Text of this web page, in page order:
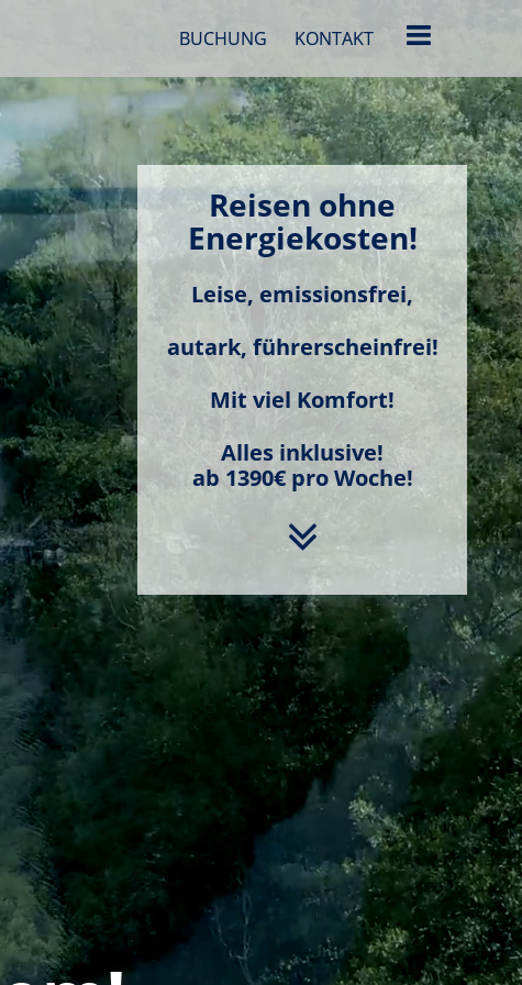
BUCHUNG KONTAKT
Reisen ohne
Energiekosten!
Leise, emissionsfrei,
autark, führerscheinfrei!
Mit viel Komfort!
Alles inklusive!
ab 1390€ pro Woche!
BUCHUNG KONTAKT